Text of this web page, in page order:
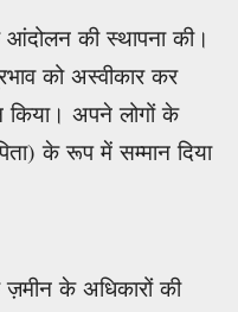
की स्थापना की।
को अस्वीकार कर
किया। अपने लोगों के
के रूप में सम्मान दिया
ज़मीन के अधिकारों की